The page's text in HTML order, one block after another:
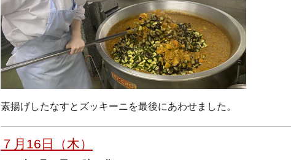
素揚げしたなすとズッキーニを最後にあわせました。
７月16日（木）